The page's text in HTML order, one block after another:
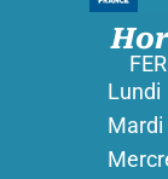
Lundi
Mardi